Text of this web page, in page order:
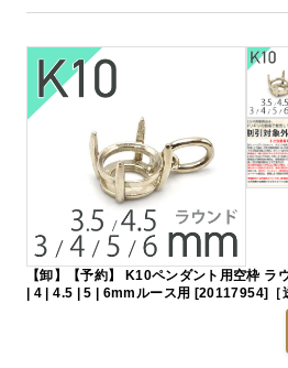
【卸】【予約】 K10ペンダント用空枠 ラ
| 4 | 4.5 | 5 | 6mmルース用 [20117954]［